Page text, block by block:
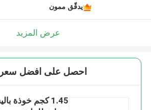
يدقّق ممون
عرض المزيد
احصل على افضل
1.45 كجم خوذة